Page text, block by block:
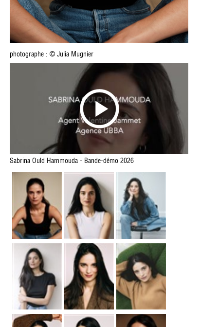
photographe : © Julia Mugnier
Sabrina Ould Hammouda - Bande-démo 2026